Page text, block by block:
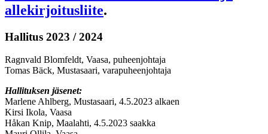
allekirjoitusliite.
Hallitus 2023 / 2024
Ragnvald Blomfeldt, Vaasa, puheenjohtaja
Tomas Bäck, Mustasaari, varapuheenjohtaja
Hallituksen jäsenet:
Marlene Ahlberg, Mustasaari, 4.5.2023 alkaen
Kirsi Ikola, Vaasa
Håkan Knip, Maalahti, 4.5.2023 saakka